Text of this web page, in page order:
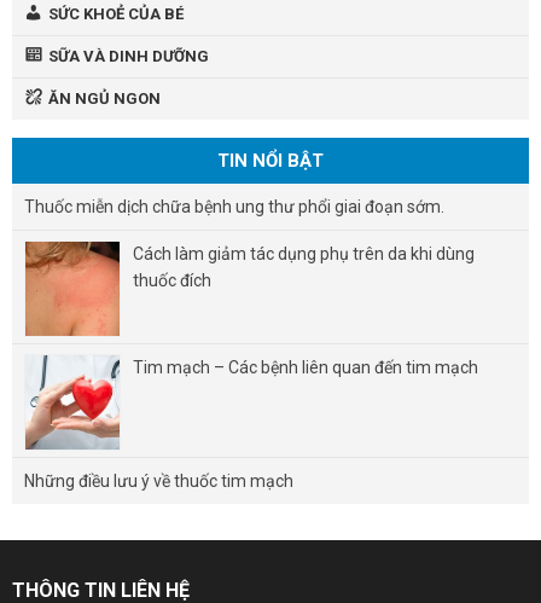
SỨC KHOẺ CỦA BÉ
SỮA VÀ DINH DƯỠNG
ĂN NGỦ NGON
TIN NỔI BẬT
Thuốc miễn dịch chữa bệnh ung thư phổi giai đoạn sớm.
Cách làm giảm tác dụng phụ trên da khi dùng
thuốc đích
Tim mạch – Các bệnh liên quan đến tim mạch
Những điều lưu ý về thuốc tim mạch
THÔNG TIN LIÊN HỆ